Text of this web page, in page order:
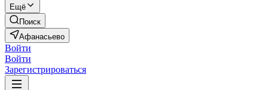
Ещё
Поиск
Афанасьево
Войти
Войти
Зарегистрироваться